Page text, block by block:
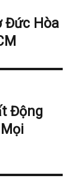
Đức Hòa
Động